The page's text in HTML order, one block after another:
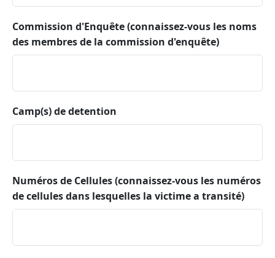
Commission d'Enquête (connaissez-vous les noms
des membres de la commission d'enquête)
Camp(s) de detention
Numéros de Cellules (connaissez-vous les numéros
de cellules dans lesquelles la victime a transité)